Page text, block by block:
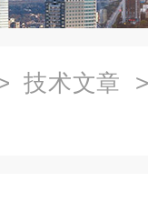
技术文章